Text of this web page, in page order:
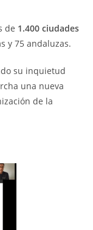
de 1.400 ciudades
y 75 andaluzas.
su inquietud
una nueva
de la